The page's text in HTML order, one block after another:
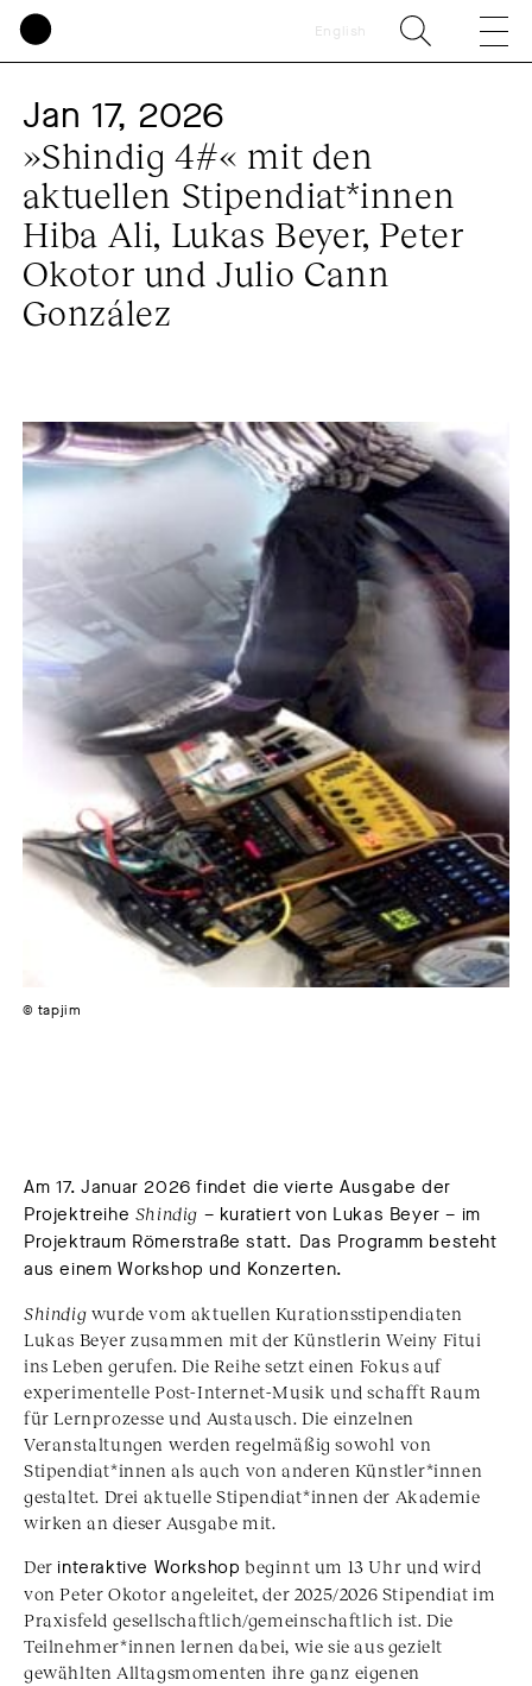
English
Jan 17, 2026
»Shindig 4#« mit den
aktuellen Stipendiat*innen
Hiba Ali, Lukas Beyer, Peter
Okotor und Julio Cann
González
© tapjim
Am 17. Januar 2026 findet die vierte Ausgabe der
Projektreihe Shindig – kuratiert von Lukas Beyer – im
Projektraum Römerstraße statt. Das Programm besteht
aus einem Workshop und Konzerten.
Shindig wurde vom aktuellen Kurationsstipendiaten
Lukas Beyer zusammen mit der Künstlerin Weiny Fitui
ins Leben gerufen. Die Reihe setzt einen Fokus auf
experimentelle Post-Internet-Musik und schafft Raum
für Lernprozesse und Austausch. Die einzelnen
Veranstaltungen werden regelmäßig sowohl von
Stipendiat*innen als auch von anderen Künstler*innen
gestaltet. Drei aktuelle Stipendiat*innen der Akademie
wirken an dieser Ausgabe mit.
Derinteraktive Workshop beginnt um 13 Uhr und wird
von Peter Okotor angeleitet, der 2025/2026 Stipendiat im
Praxisfeld gesellschaftlich/gemeinschaftlich ist. Die
Teilnehmer*innen lernen dabei, wie sie aus gezielt
gewählten Alltagsmomenten ihre ganz eigenen